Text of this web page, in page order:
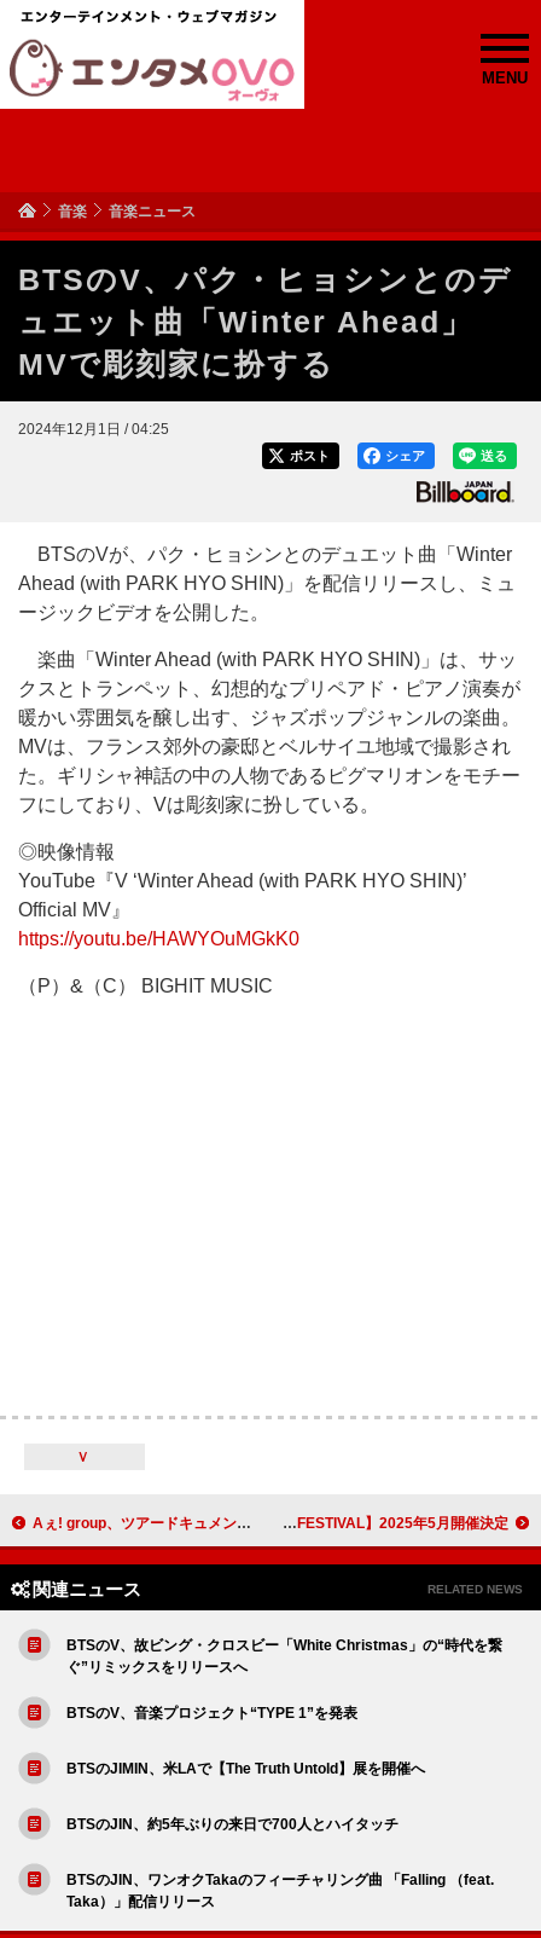
MENU
音楽 音楽ニュース
BTSのV、パク・ヒョシンとのデ
ュエット曲「Winter Ahead」
MVで彫刻家に扮する
2024年12月1日 / 04:25
送る
シェア
ポスト
BTSのVが、パク・ヒョシンとのデュエット曲「Winter
Ahead (with PARK HYO SHIN)」を配信リリースし、ミュ
ージックビデオを公開した。
楽曲「Winter Ahead (with PARK HYO SHIN)」は、サッ
クスとトランペット、幻想的なプリペアド・ピアノ演奏が
暖かい雰囲気を醸し出す、ジャズポップジャンルの楽曲。
MVは、フランス郊外の豪邸とベルサイユ地域で撮影され
た。ギリシャ神話の中の人物であるピグマリオンをモチー
フにしており、Vは彫刻家に扮している。
◎映像情報
YouTube『V ‘Winter Ahead (with PARK HYO SHIN)’
Official MV』
https://youtu.be/HAWYOuMGkK0
（P）&（C） BIGHIT MUSIC
Ｖ
Aぇ! group、ツアードキュメンタリーのダイジェスト映像公開 20周年を迎える【GREENROOM FESTIVAL】2025年5月開催決定
関連ニュース RELATED NEWS
BTSのV、故ビング・クロスビー「White Christmas」の“時代を繋
ぐ”リミックスをリリースへ
BTSのV、音楽プロジェクト“TYPE 1”を発表
BTSのJIMIN、米LAで【The Truth Untold】展を開催へ
BTSのJIN、約5年ぶりの来日で700人とハイタッチ
BTSのJIN、ワンオクTakaのフィーチャリング曲 「Falling （feat.
Taka）」配信リリース